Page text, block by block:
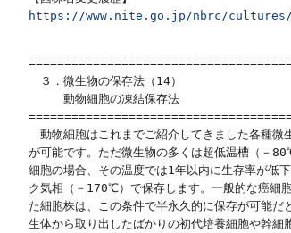
https://www.nite.go.jp/nbrc/cultures/
３．微生物の保存法（14）
動物細胞の凍結保存法　　　　　　　　　　
動物細胞はこれまでご紹介してきました各種微
が可能です。ただ微生物の多くは超低温槽（－
細胞の場合、その温度では1年以内に生存率が低
ク気相（－170℃）で保存します。一般的な癌細
た細胞株は、この条件で半永久的に保存が可能だ
生体から取り出したばかりの初代培養細胞や幹細